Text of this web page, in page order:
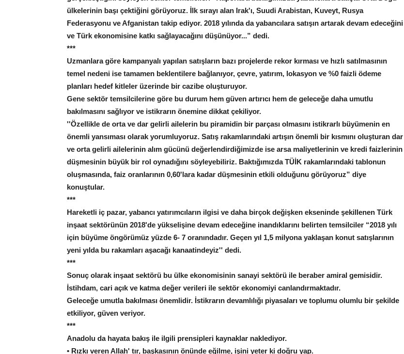
ülkelerinin başı çektiğini görüyoruz. İlk sırayı alan Irak'ı, Suudi Arabistan, Kuveyt, Rusya
Federasyonu ve Afganistan takip ediyor. 2018 yılında da yabancılara satışın artarak devam edeceğini
ve Türk ekonomisine katkı sağlayacağını düşünüyor...” dedi.
***
Uzmanlara göre kampanyalı yapılan satışların bazı projelerde rekor kırması ve hızlı satılmasının
temel nedeni ise tamamen beklentilere bağlanıyor, çevre, yatırım, lokasyon ve %0 faizli ödeme
planları hedef kitleler üzerinde bir cazibe oluşturuyor.
Gene sektör temsilcilerine göre bu durum hem güven artırıcı hem de geleceğe daha umutlu
bakılmasını sağlıyor ve istikrarın önemine dikkat çekiliyor.
''Özellikle de orta ve dar gelirli ailelerin bu piramidin bir parçası olmasını istikrarlı büyümenin en
önemli yansıması olarak yorumluyoruz. Satış rakamlarındaki artışın önemli bir kısmını oluşturan dar
ve orta gelirli ailelerinin alım gücünü değerlendirdiğimizde ise arsa maliyetlerinin ve kredi faizlerinin
düşmesinin büyük bir rol oynadığını söyleyebiliriz. Baktığımızda TÜİK rakamlarındaki tablonun
oluşmasında, faiz oranlarının 0,60'lara kadar düşmesinin etkili olduğunu görüyoruz” diye
konuştular.
***
Hareketli iç pazar, yabancı yatırımcıların ilgisi ve daha birçok değişken ekseninde şekillenen Türk
inşaat sektörünün 2018'de yükselişine devam edeceğine inandıklarını belirten temsilciler “2018 yılı
için büyüme öngörümüz yüzde 6- 7 oranındadır. Geçen yıl 1,5 milyona yaklaşan konut satışlarının
yeni yılda bu rakamları aşacağı kanaatindeyiz'' dedi.
***
Sonuç olarak inşaat sektörü bu ülke ekonomisinin sanayi sektörü ile beraber amiral gemisidir.
İstihdam, cari açık ve katma değer verileri ile sektör ekonomiyi canlandırmaktadır.
Geleceğe umutla bakılması önemlidir. İstikrarın devamlılığı piyasaları ve toplumu olumlu bir şekilde
etkiliyor, güven veriyor.
***
Anadolu da hayata bakış ile ilgili prensipleri kaynaklar naklediyor.
• Rızkı veren Allah' tır, başkasının önünde eğilme, işini yeter ki doğru yap.